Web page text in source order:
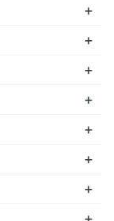
+
+
+
+
+
+
+